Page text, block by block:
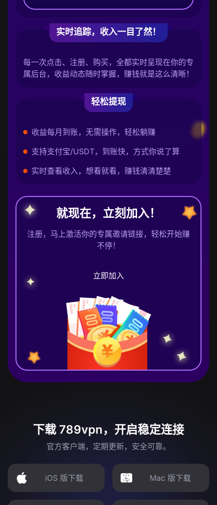
实时追踪，收入一目了然！
每一次点击、注册、购买，全都实时呈现在你的专
属后台，收益动态随时掌握，赚钱就是这么清晰！
轻松提现
收益每月到账，无需操作，轻松躺赚
支持支付宝/USDT，到账快，方式你说了算
实时查看收入，想看就看，赚钱清清楚楚
就现在，立刻加入！
注册，马上激活你的专属邀请链接，轻松开始赚
不停！
立即加入
下载 789vpn，开启稳定连接
官方客户端，定期更新，安全可靠。
iOS 版下载 Mac 版下载